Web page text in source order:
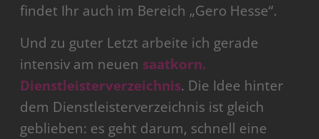
findet Ihr auch im Bereich „Gero Hesse“.
Und zu guter Letzt arbeite ich gerade
intensiv am neuen saatkorn.
Dienstleisterverzeichnis. Die Idee hinter
dem Dienstleisterverzeichnis ist gleich
geblieben: es geht darum, schnell eine